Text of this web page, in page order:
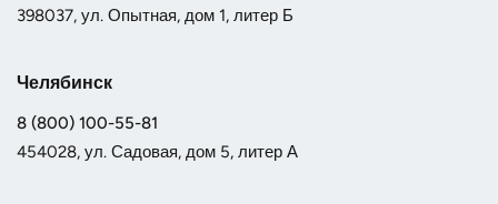
398037, ул. Опытная, дом 1, литер Б
Челябинск
8 (800) 100-55-81
454028, ул. Садовая, дом 5, литер А